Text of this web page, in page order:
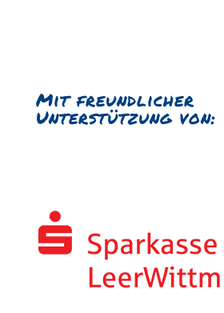
Mit freundlicher
Unterstützung von: